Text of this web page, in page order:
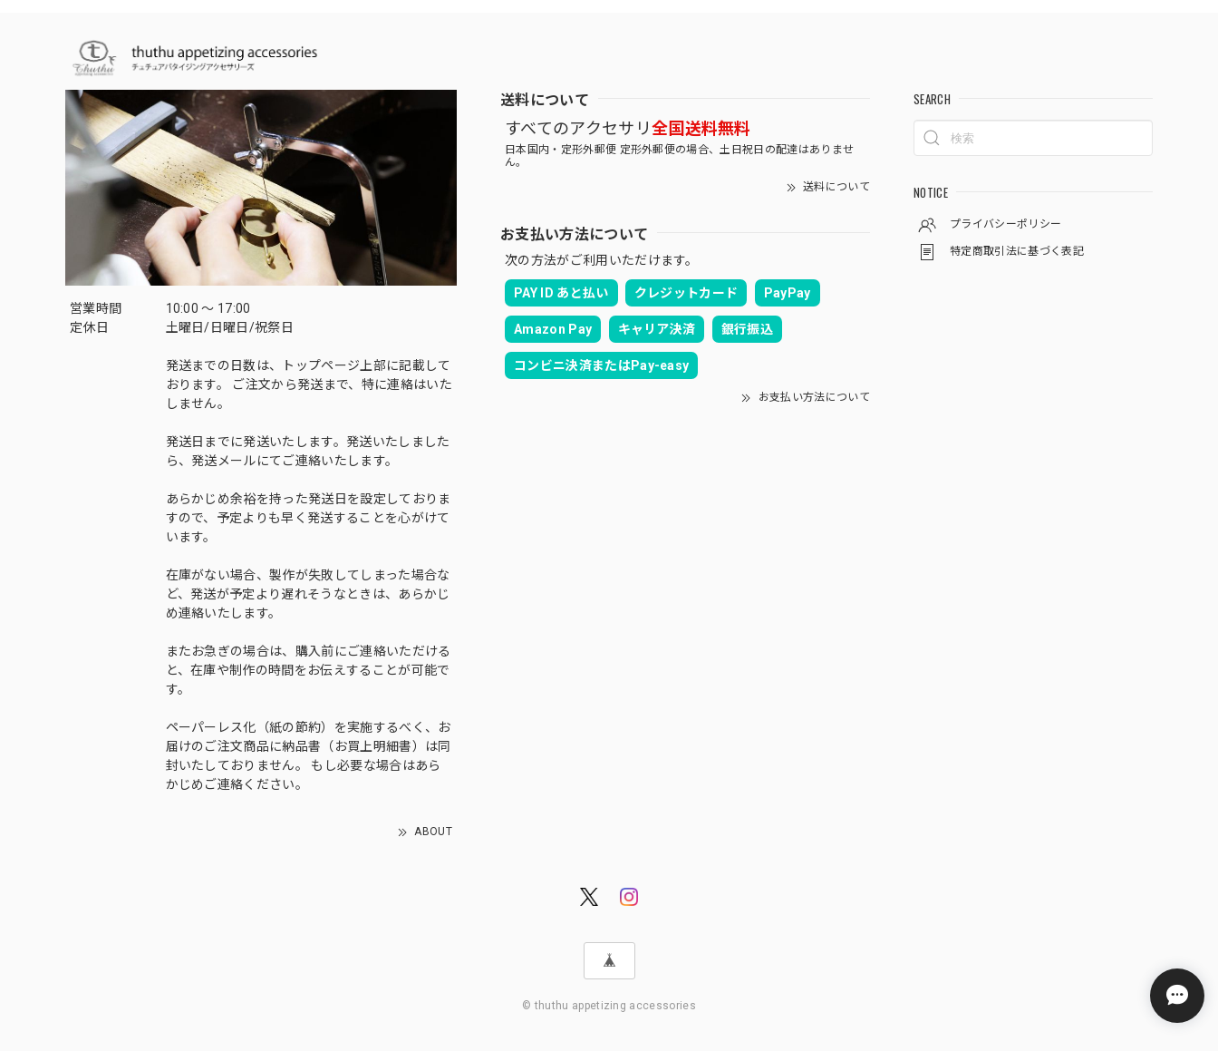
営業時間
10:00 〜 17:00
定休日
土曜日/日曜日/祝祭日
発送までの日数は、トップページ上部に記載して
おります。 ご注文から発送まで、特に連絡はいた
しません。
発送日までに発送いたします。発送いたしました
ら、発送メールにてご連絡いたします。
あらかじめ余裕を持った発送日を設定しておりま
すので、予定よりも早く発送することを心がけて
います。
在庫がない場合、製作が失敗してしまった場合な
ど、発送が予定より遅れそうなときは、あらかじ
め連絡いたします。
またお急ぎの場合は、購入前にご連絡いただける
と、在庫や制作の時間をお伝えすることが可能で
す。
ペーパーレス化（紙の節約）を実施するべく、お
届けのご注文商品に納品書（お買上明細書）は同
封いたしておりません。 もし必要な場合はあら
かじめご連絡ください。
ABOUT
送料について
すべてのアクセサリ全国送料無料
日本国内・定形外郵便 定形外郵便の場合、土日祝日の配達はありませ
ん。
送料について
お支払い方法について
次の方法がご利用いただけます。
PAY ID あと払い クレジットカード PayPay
Amazon Pay キャリア決済 銀行振込
コンビニ決済またはPay-easy
お支払い方法について
SEARCH
NOTICE
プライバシーポリシー
特定商取引法に基づく表記
© thuthu appetizing accessories